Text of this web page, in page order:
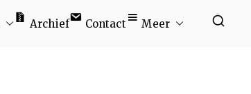
Archief Contact Meer